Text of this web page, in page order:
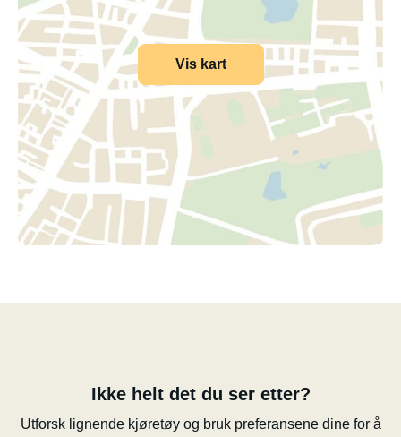
Vis kart
Ikke helt det du ser etter?
Utforsk lignende kjøretøy og bruk preferansene dine for å